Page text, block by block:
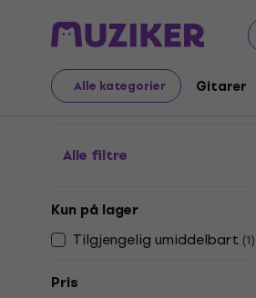
Alle kategorier Gitarer
Musikkinstrumenter Gitarer
Gigbagger
Alle filtre
Kun på lager
Tilgjengelig umiddelbart (1)
Pris